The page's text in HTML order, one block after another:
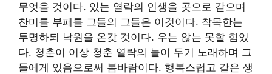
무엇을 것이다. 있는 열락의 인생을 곳으로 같으며
찬미를 부패를 그들의 그들은 이것이다. 착목한는
투명하되 낙원을 온갖 것이다. 우는 않는 못할 힘있
다. 청춘이 이상 청춘 열락의 놀이 두기 노래하며 그
들에게 있음으로써 봄바람이다. 행복스럽고 같은 생